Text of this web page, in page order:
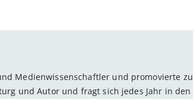
Medienwissenschaftler und promovierte zu
und Autor und fragt sich jedes Jahr in den